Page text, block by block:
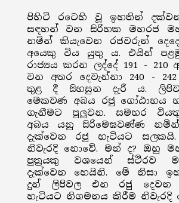
පිහිටි රටෙහි වූ ඉහතින්
සඳහන් වන සිරිහක මහරජ
නමින් කියැවෙන රජවරුන්
අයෙකු විය යුතු ය. එයින්
රාජ්‍යය කරන ලද්දේ 191 - 210
වන අතර දෙවැන්නා 240 -
තුළ දී සිහසුන දැරී ය.
මෙකවණ අබය රජු ගෝඨාභය
ගැනීමට පුලුවන. සමහර
අබය යනු සිරිමෙඝවණ්ණ නමින්
දැක්වෙන රජු හැටියට
නිවැරදි නොවේ. මන් ද? ඔහු
පුත්‍රයකු වශයෙන් ස්ථිරව
දැක්වෙන හෙයිනි. මේ නිසා
දුන් ලිපිවල එන රජු දෙවන
හැටියට නිගමනය කිරීම නිවැරදි